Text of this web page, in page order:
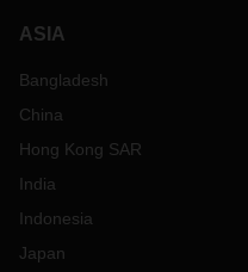
ASIA
Bangladesh
China
Hong Kong SAR
India
Indonesia
Japan